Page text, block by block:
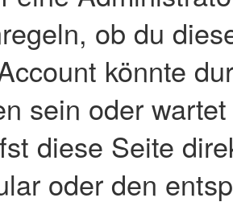
ob du
könnte
sein oder
diese Seite
oder den